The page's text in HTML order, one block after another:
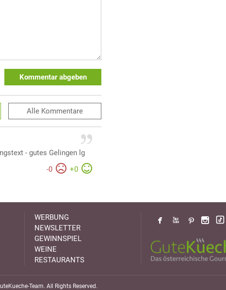
Kommentar abgeben
Alle Kommentare
- gutes Gelingen lg
-0 +0
WERBUNG
NEWSLETTER
GEWINNSPIEL
WEINE
RESTAURANTS
Team. All Rights Reserved.